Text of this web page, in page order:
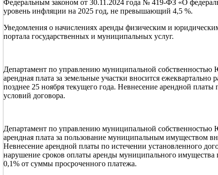
Федеральным законом от 30.11.2024 года № 419-ФЗ «О
уровень инфляции на 2025 год, не превышающий 4,5 %.
Уведомления о начислениях аренды физическим и
портала государственных и муниципальных услуг.
Департамент по управлению муниципальной
арендная плата за земельные участки вносится
позднее 25 ноября текущего года. Невнесение арендной
условий договора.
Департамент по управлению муниципальной
арендная плата за пользование муниципальным имуществом
Невнесение арендной платы по истечении установленного
нарушение сроков оплаты аренды муниципального имущества
0,1% от суммы просроченного платежа.